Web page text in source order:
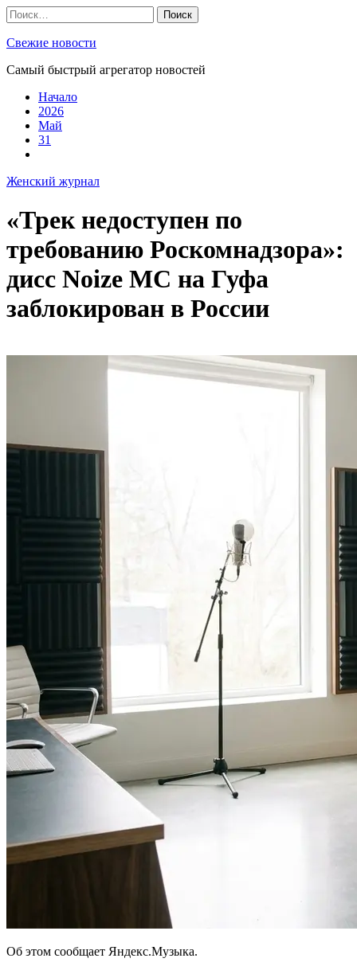
Skip
to
content
Найти:
Свежие новости
Самый быстрый агрегатор новостей
Начало
2026
Май
31
Женский журнал
«Трек недоступен по
требованию Роскомнадзора»:
дисс Noize MC на Гуфа
заблокирован в России
Об этом сообщает Яндекс.Музыка.